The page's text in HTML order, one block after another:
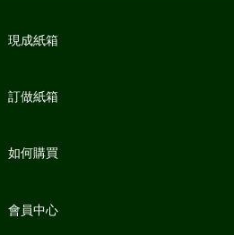
現成紙箱
訂做紙箱
如何購買
會員中心